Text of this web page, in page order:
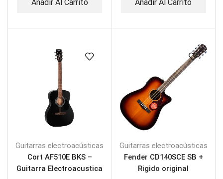
Añadir Al Carrito Añadir Al Carrito
Guitarras electroacústicas
Cort AF510E BKS –
Guitarra Electroacustica
Guitarras electroacústicas
Fender CD140SCE SB +
Rigido original